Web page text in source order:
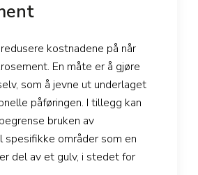
kostnadene på når
En måte er å gjøre
som å jevne ut underlaget
påføringen. I tillegg kan
bruken av
spesifikke områder som en
del av et gulv, i stedet for